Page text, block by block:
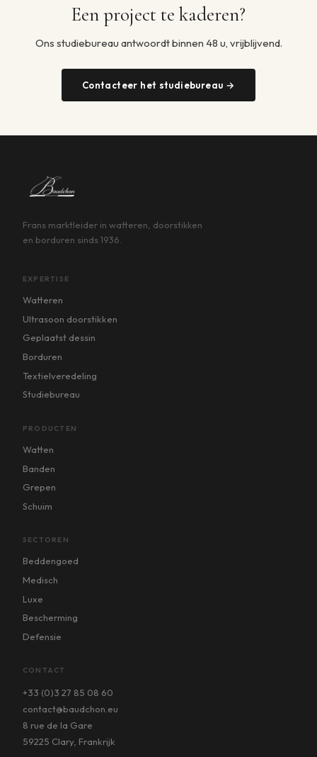
Een project te kaderen?
Ons studiebureau antwoordt binnen 48 u, vrijblijvend.
Contacteer het studiebureau →
Frans marktleider in watteren, doorstikken
en borduren sinds 1936.
EXPERTISE
Watteren
Ultrasoon doorstikken
Geplaatst dessin
Borduren
Textielveredeling
Studiebureau
PRODUCTEN
Watten
Banden
Grepen
Schuim
SECTOREN
Beddengoed
Medisch
Luxe
Bescherming
Defensie
CONTACT
+33 (0)3 27 85 08 60
contact@baudchon.eu
8 rue de la Gare
59225 Clary, Frankrijk